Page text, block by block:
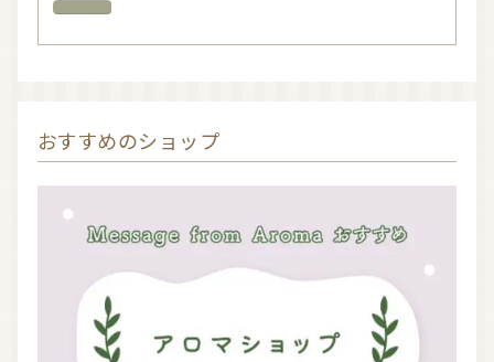
おすすめのショップ